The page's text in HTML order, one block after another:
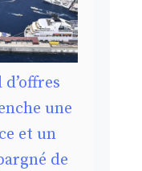
une
et un
de